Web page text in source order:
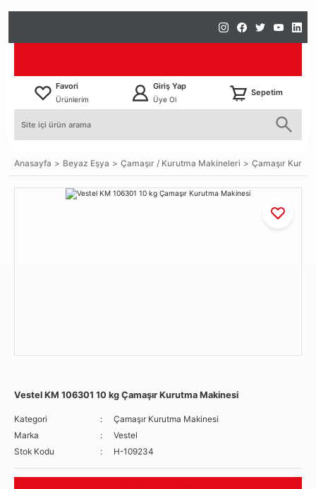
Favori
Ürünlerim
Giriş Yap
Üye Ol
Sepetim
Anasayfa Beyaz Eşya Çamaşır / Kurutma Makineleri Çamaşır
Vestel KM 106301 10 kg Çamaşır Kurutma Makinesi
Kategori
Çamaşır Kurutma Makinesi
Marka
Vestel
Stok Kodu
H-109234